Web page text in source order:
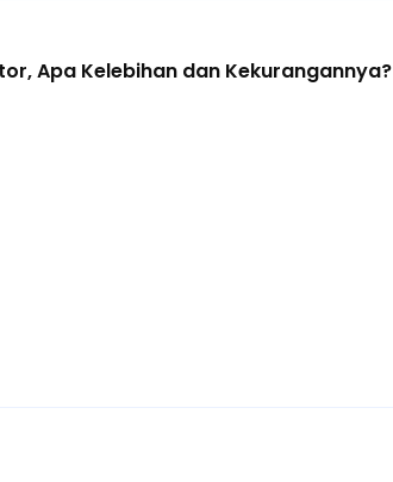
Apa Kelebihan dan Kekurangannya?